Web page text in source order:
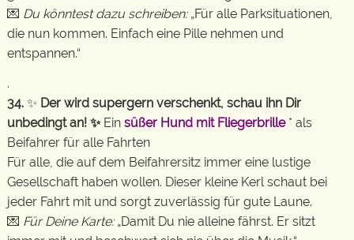
💌 Du könntest dazu schreiben:„Für alle Parksituationen,
die nun kommen. Einfach eine Pille nehmen und
entspannen.“
.
34. ✨ Der wird supergern verschenkt, schau ihn Dir
unbedingt an! ✨Ein süßer Hund mit Fliegerbrille* als
Beifahrer für alle Fahrten
Für alle, die auf dem Beifahrersitz immer eine lustige
Gesellschaft haben wollen. Dieser kleine Kerl schaut bei
jeder Fahrt mit und sorgt zuverlässig für gute Laune.
💌 Für Deine Karte:„Damit Du nie alleine fährst. Er sitzt